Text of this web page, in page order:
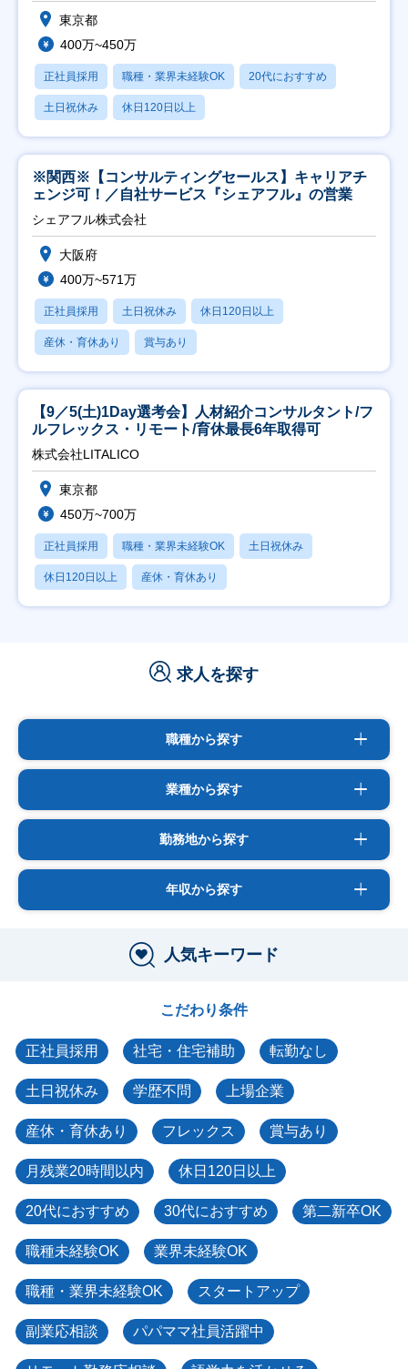
東京都
400万~450万
正社員採用 職種・業界未経験OK 20代におすすめ
土日祝休み 休日120日以上
※関西※【コンサルティングセールス】キャリアチ
ェンジ可！／自社サービス『シェアフル』の営業
シェアフル株式会社
大阪府
400万~571万
正社員採用 土日祝休み 休日120日以上
産休・育休あり 賞与あり
【9／5(土)1Day選考会】人材紹介コンサルタント/フ
ルフレックス・リモート/育休最長6年取得可
株式会社LITALICO
東京都
450万~700万
正社員採用 職種・業界未経験OK 土日祝休み
休日120日以上 産休・育休あり
求人を探す
職種から探す
業種から探す
勤務地から探す
年収から探す
人気キーワード
こだわり条件
正社員採用 社宅・住宅補助 転勤なし
土日祝休み 学歴不問 上場企業
産休・育休あり フレックス 賞与あり
月残業20時間以内 休日120日以上
20代におすすめ 30代におすすめ 第二新卒OK
職種未経験OK 業界未経験OK
職種・業界未経験OK スタートアップ
副業応相談 パパママ社員活躍中